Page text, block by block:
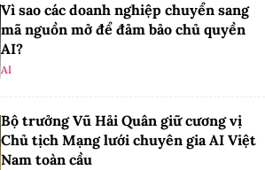
Vì sao các doanh nghiệp chuyển sang
mã nguồn mở để đảm bảo chủ quyền
AI?
AI
Bộ trưởng Vũ Hải Quân giữ cương vị
Chủ tịch Mạng lưới chuyên gia AI Việt
Nam toàn cầu